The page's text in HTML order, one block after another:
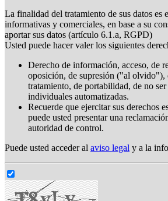
La finalidad del tratamiento de sus datos es
informativas y comerciales, en base a su
aportar sus datos (artículo 6.1.a, RGPD)
Usted puede hacer valer los siguientes
Derecho de información, acceso, de
oposición, de supresión ("al olvido"),
tratamiento, de portabilidad, de no
individuales automatizadas.
Recuerde que ejercitar sus derechos
puede usted presentar una
autoridad de control.
Puede usted acceder al aviso legal y a la